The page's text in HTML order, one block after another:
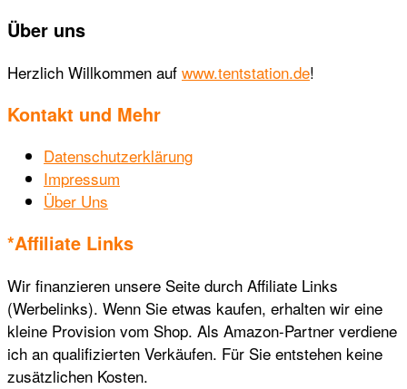
Über uns
Herzlich Willkommen auf www.tentstation.de!
Kontakt und Mehr
Datenschutzerklärung
Impressum
Über Uns
*Affiliate Links
Wir finanzieren unsere Seite durch Affiliate Links
(Werbelinks). Wenn Sie etwas kaufen, erhalten wir eine
kleine Provision vom Shop. Als Amazon-Partner verdiene
ich an qualifizierten Verkäufen. Für Sie entstehen keine
zusätzlichen Kosten.